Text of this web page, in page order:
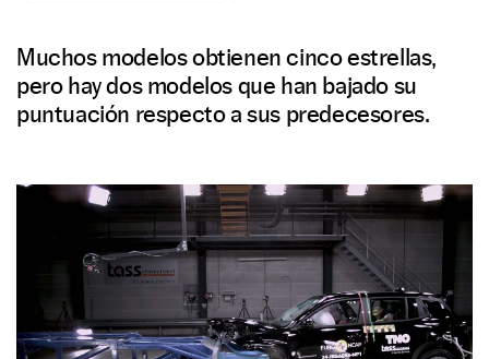
Muchos modelos obtienen cinco estrellas,
pero hay dos modelos que han bajado su
puntuación respecto a sus predecesores.